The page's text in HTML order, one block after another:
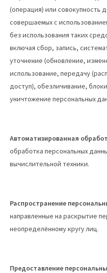
(операция) или совокупность
совершаемых с
без использования таких
включая сбор, запись,
уточнение (обновление,
использование, передачу
доступ), обезличивание,
уничтожение персональных
Автоматизированная
обработка персональных
вычислительной техники.
Распространение
направленные на раскрытие
неопределённому кругу лиц.
Предоставление